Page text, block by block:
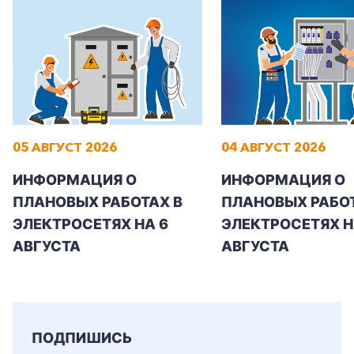
+7-800-700-24-57
Заказать обратный звонок
05 АВГУСТ 2026
ИНФОРМАЦИЯ О
ПЛАНОВЫХ РАБОТАХ В
ЭЛЕКТРОСЕТЯХ НА 6
АВГУСТА
04 АВГУСТ 2026
ИНФОРМАЦИЯ О
ПЛАНОВЫХ
ЭЛЕКТРОСЕТЯХ
АВГУСТА
ПОДПИШИСЬ